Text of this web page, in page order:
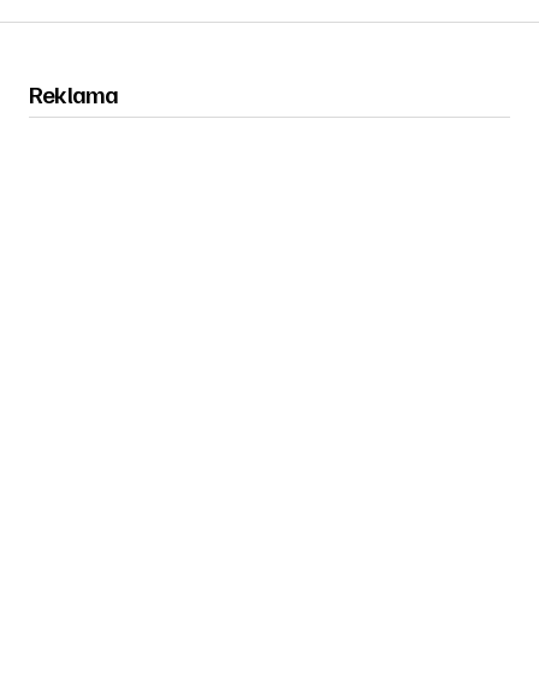
Reklama